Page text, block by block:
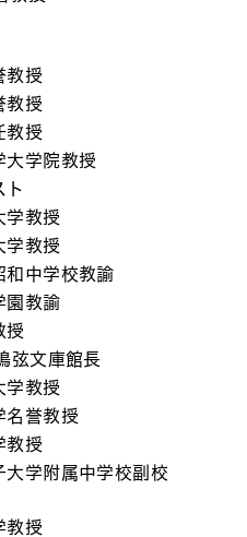
教授
教授
教授
大学院教授
ト
学教授
学教授
和中学校教諭
園教諭
授
弦文庫館長
学教授
名誉教授
教授
大学附属中学校副校
教授